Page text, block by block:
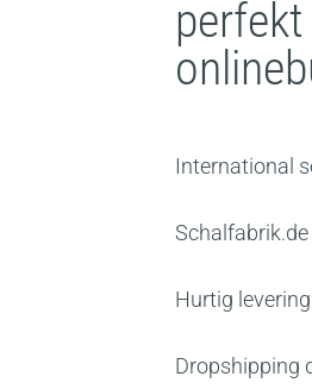
International
Hurtig
Dropshipping